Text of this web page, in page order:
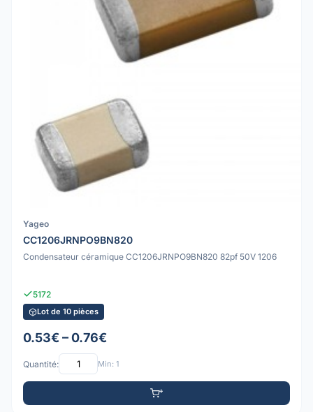
Yageo
CC1206JRNPO9BN820
Condensateur céramique CC1206JRNPO9BN820 82pf 50V 1206
5172
Lot de 10 pièces
0.53€ – 0.76€
Quantité: Min: 1